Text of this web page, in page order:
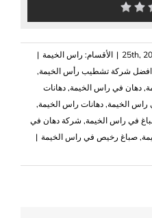
| الأقسام: راس الخيمة |
افضل شركة تشطيب رأس الخيمة,
, دهان في راس الخيمة, دهانات
راس الخيمة, دهانات راس الخيمة,
في راس الخيمة, شركة دهان في
, صباغ رخيص في راس الخيمة |